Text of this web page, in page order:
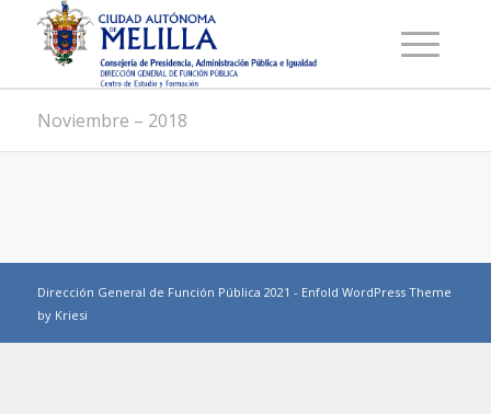
Noviembre – 2018
Dirección General de Función Pública 2021 - Enfold WordPress Theme
by Kriesi